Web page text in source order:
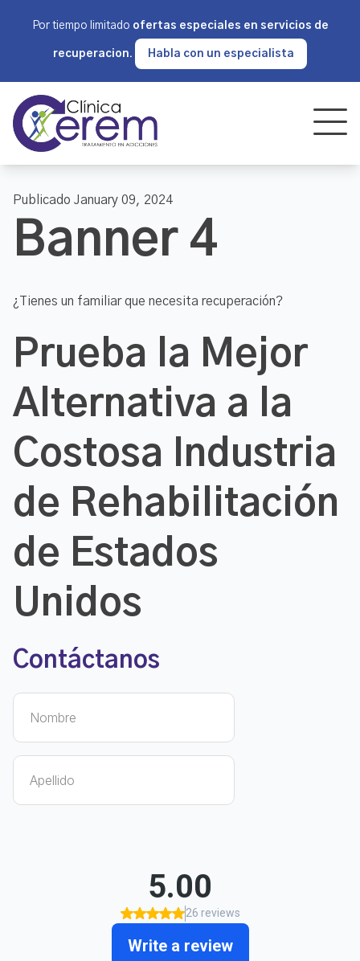
Por tiempo limitado ofertas especiales en servicios de
recuperacion. Habla con un especialista
Publicado January 09, 2024
Banner 4
¿Tienes un familiar que necesita recuperación?
Prueba la Mejor
Alternativa a la
Costosa Industria
de Rehabilitación
de Estados
Unidos
Contáctanos